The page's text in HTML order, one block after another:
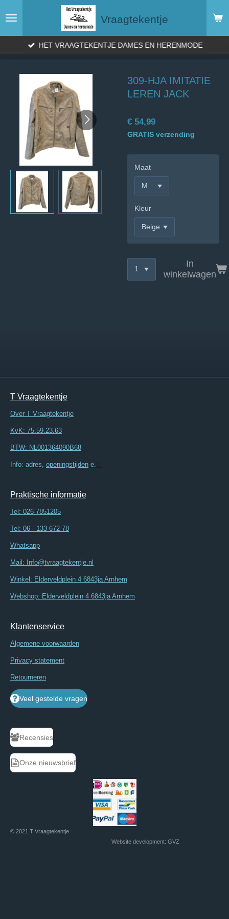
direct
Vraagtekentje
HET VRAAGTEKENTJE DAMES EN HERENMODE
309-HJA IMITATIE
LEREN JACK
€ 54,99
GRATIS verzending
Maat
Kleur
In
winkelwagen
T Vraagtekentje
Over T Vraagtekentje
KvK: 75.59.23.63
BTW: NL001364090B68
Info: adres, openingstijden e.
Praktische informatie
Tel: 026-7851205
Tel: 06 - 133 672 78
Whatsapp
Mail: Info@tvraagtekentje.nl
Winkel: Elderveldplein 4 6843ja Arnhem
Webshop: Elderveldplein 4 6843ja Arnhem
Klantenservice
Algemene voorwaarden
Privacy statement
Retourneren
Veel gestelde vragen
Recensies
Onze nieuwsbrief
© 2021 T Vraagtekentje
Website development: GVZ